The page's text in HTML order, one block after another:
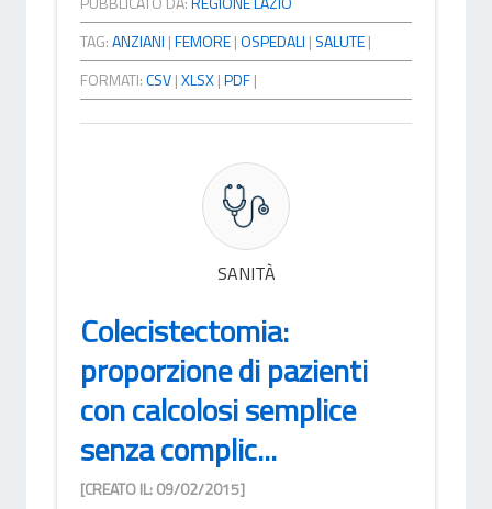
TAG:ANZIANI |FEMORE|OSPEDALI | SALUTE|
FORMATI:CSV|XLSX|PDF|
SANITÀ
Colecistectomia:
proporzione di pazienti
con calcolosi semplice
senza complic...
[CREATO IL: 09/02/2015]